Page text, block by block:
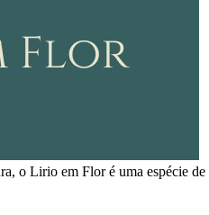
o Lirio em Flor é uma espécie